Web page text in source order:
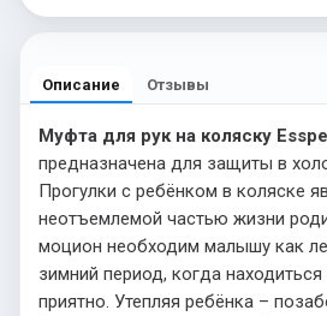
Описание Отзывы
Муфта для рук на коляску
предназначена для защиты в
Прогулки с ребёнком в коляске
неотъемлемой частью жизни
моцион необходим малышу как
зимний период, когда
приятно. Утепляя ребёнка –